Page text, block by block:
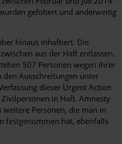
gefoltert und anderweitig
hinaus inhaftiert. Die
aus der Haft entlassen.
507 Personen wegen ihrer
Ausschreitungen unter
dieser Urgent Action
in Haft. Amnesty
Personen, die man in
festgenommen hat, ebenfalls